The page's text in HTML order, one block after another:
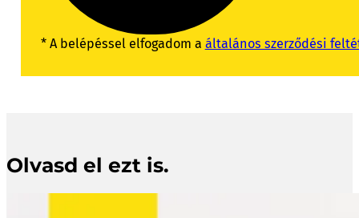
* A belépéssel elfogadom a általános szerződési
Olvasd el ezt is.